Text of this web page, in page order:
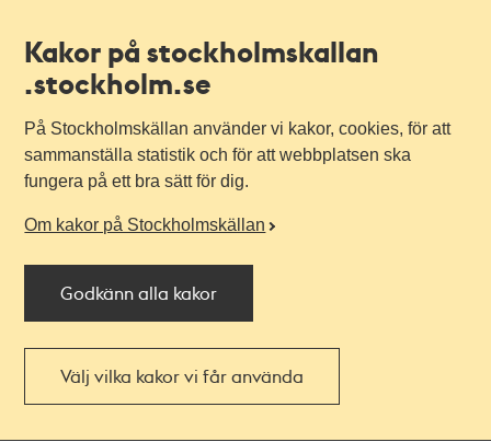
Kakor på stockholmskallan
.stockholm.se
På Stockholmskällan använder vi kakor, cookies, för att
sammanställa statistik och för att webbplatsen ska
fungera på ett bra sätt för dig.
Om kakor på Stockholmskällan
Godkänn alla kakor
Välj vilka kakor vi får använda